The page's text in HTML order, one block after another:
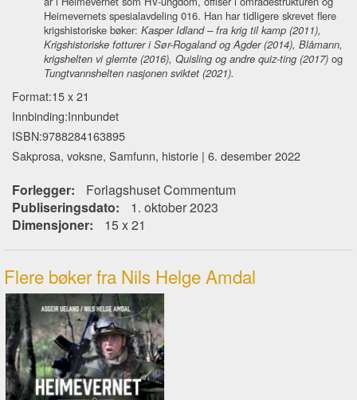
Heimevernets spesialavdeling 016. Han har tidligere skrevet flere
krigshistoriske bøker: Kasper Idland – fra krig til kamp (2011),
Krigshistoriske fotturer i Sør-Rogaland og Agder (2014), Blåmann,
krigshelten vi glemte (2016), Quisling og andre quiz-ting (2017) og
Tungtvannshelten nasjonen sviktet (2021).
Format:15 x 21
Innbinding:Innbundet
ISBN:9788284163895
Sakprosa, voksne, Samfunn, historie | 6. desember 2022
Forlegger:
Forlagshuset Commentum
Publiseringsdato:
1. oktober 2023
Dimensjoner:
15 x 21
Flere bøker fra Nils Helge Amdal